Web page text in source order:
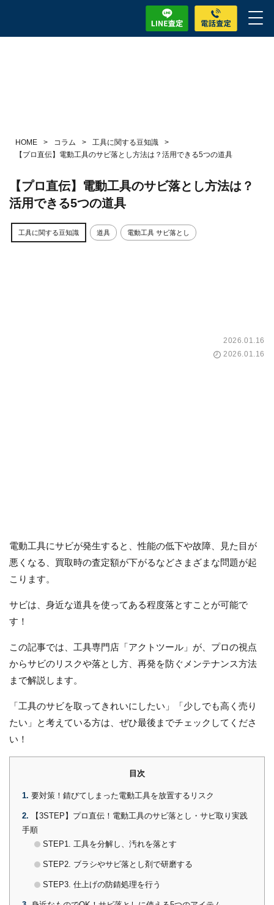
HOME > コラム > 工具に関する豆知識
>
【プロ直伝】電動工具のサビ落とし方法は？活用できる5つの道具
【プロ直伝】電動工具のサビ落とし方法は？
活用できる5つの道具
工具に関する豆知識 道具 電動工具 サビ落とし
2026.01.16
2026.01.16
電動工具にサビが発生すると、性能の低下や故障、見た目が
悪くなる、買取時の査定額が下がるなどさまざまな問題が起
こります。
サビは、身近な道具を使ってある程度落とすことが可能で
す！
この記事では、工具専門店「アクトツール」が、プロの視点
からサビのリスクや落とし方、再発を防ぐメンテナンス方法
まで解説します。
「工具のサビを取ってきれいにしたい」「少しでも高く売り
たい」と考えている方は、ぜひ最後までチェックしてくださ
い！
目次
1 要対策！錆びてしまった電動工具を放置するリスク
2
【3STEP】プロ直伝！電動工具のサビ落とし・サビ取り実践
手順
STEP1. 工具を分解し、汚れを落とす
STEP2. ブラシやサビ落とし剤で研磨する
STEP3. 仕上げの防錆処理を行う